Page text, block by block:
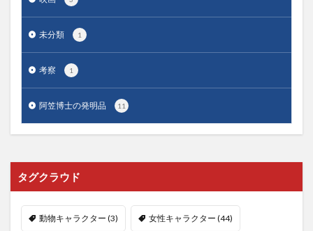
未分類 1
考察 1
阿笠博士の発明品 11
タグクラウド
動物キャラクター (3) 女性キャラクター (44)